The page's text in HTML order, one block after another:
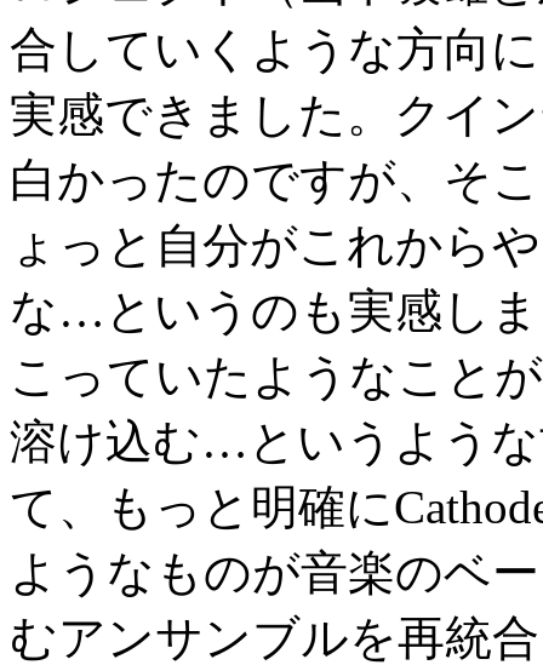
合していくような方向
実感できました。クイ
白かったのですが、そ
ょっと自分がこれから
な…というのも実感しま
こっていたようなこと
溶け込む…というよう
て、もっと明確に
ようなものが音楽のベ
むアンサンブルを再統